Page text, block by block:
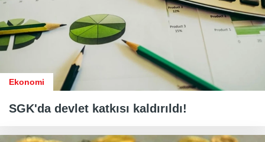
Ekonomi
SGK'da devlet katkısı kaldırıldı!